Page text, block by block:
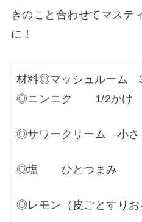
きのこと合わせてマステ
に！
材料◎マッシュルーム 3
◎ニンニク 1/2かけ
◎サワークリーム 小さ
◎塩 ひとつまみ
◎レモン（皮ごとすりお